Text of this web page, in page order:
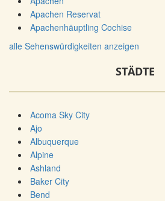
Apachen Reservat
Apachenhäuptling Cochise
alle Sehenswürdigkeiten anzeigen
STÄDTE
Acoma Sky City
Ajo
Albuquerque
Alpine
Ashland
Baker City
Bend